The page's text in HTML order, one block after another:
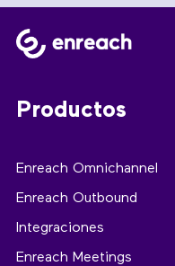
Productos
Enreach Omnichannel
Enreach Outbound
Integraciones
Enreach Meetings